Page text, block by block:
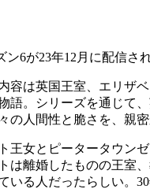
6が23年12月に配信さ
容は英国王室、エリザ
語。シリーズを通じて
人間性と脆さを、親
王女とピータータウン
は離婚したものの王室
る人だったらしい。